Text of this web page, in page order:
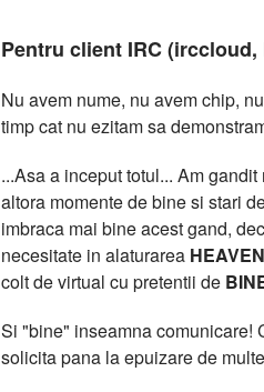
Pentru client IRC
Nu avem nume, nu avem chip,
timp cat nu ezitam sa
...Asa a inceput totul... Am
altora momente de bine si stari
imbraca mai bine acest gand,
necesitate in alaturarea HEAVEN
colt de virtual cu pretentii de
Si "bine" inseamna comunicare!
solicita pana la epuizare de